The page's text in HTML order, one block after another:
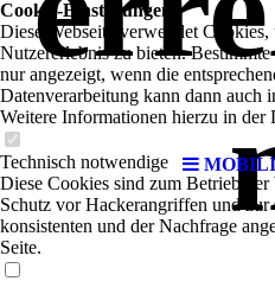
Cookie-Einstellungen
Diese Webseite verwendet
Nutzererlebnis zu bieten.
nur angezeigt, wenn die
Datenverarbeitung kann dann auch
Weitere Informationen hierzu in der
Technisch notwendige
Diese Cookies sind zum Betrieb
Schutz vor Hackerangriffen und zur
konsistenten und der Nachfrage
Seite.